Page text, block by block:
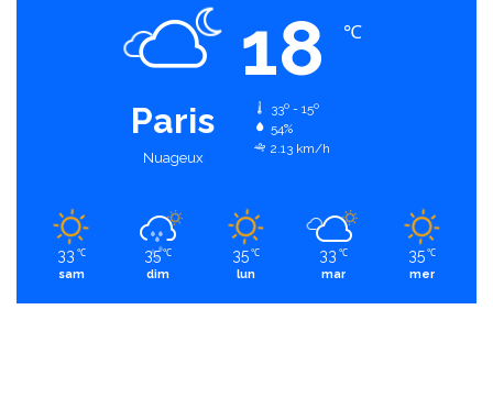
Paris
Nuageux
18 ℃
33º - 15º
54%
2.13 km/h
33 ℃
sam
35 ℃
dim
35 ℃
lun
33 ℃
mar
35 ℃
mer